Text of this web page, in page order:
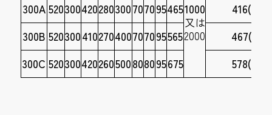
1000
又は
2000
300A 520300420280300707095465
416(208)
300B 520300410270400707095565
467(234)
300C 520300420260500808095675 578(289)